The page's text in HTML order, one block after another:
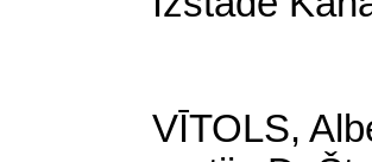
VĪTOLS,